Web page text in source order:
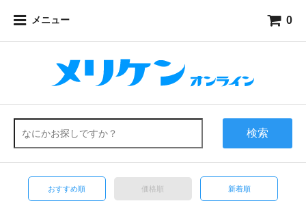
メニュー 0
検索
おすすめ順 価格順 新着順